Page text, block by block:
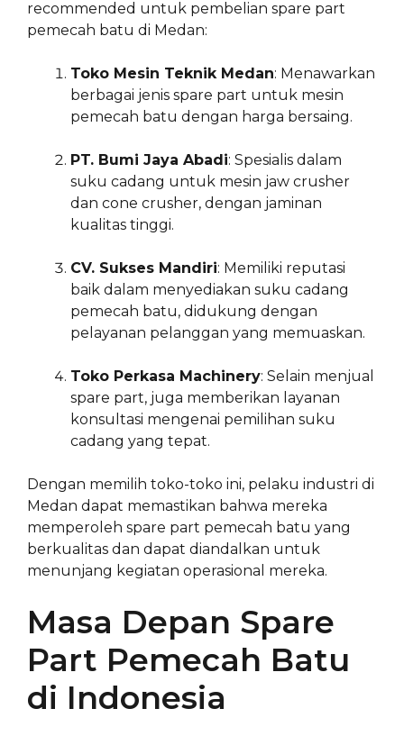
recommended untuk pembelian spare part
pemecah batu di Medan:
Toko Mesin Teknik Medan: Menawarkan
berbagai jenis spare part untuk mesin
pemecah batu dengan harga bersaing.
PT. Bumi Jaya Abadi: Spesialis dalam
suku cadang untuk mesin jaw crusher
dan cone crusher, dengan jaminan
kualitas tinggi.
CV. Sukses Mandiri: Memiliki reputasi
baik dalam menyediakan suku cadang
pemecah batu, didukung dengan
pelayanan pelanggan yang memuaskan.
Toko Perkasa Machinery: Selain menjual
spare part, juga memberikan layanan
konsultasi mengenai pemilihan suku
cadang yang tepat.
Dengan memilih toko-toko ini, pelaku industri di
Medan dapat memastikan bahwa mereka
memperoleh spare part pemecah batu yang
berkualitas dan dapat diandalkan untuk
menunjang kegiatan operasional mereka.
Masa Depan Spare
Part Pemecah Batu
di Indonesia